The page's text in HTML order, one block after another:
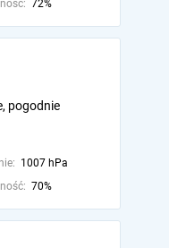
72%
pogodnie
1007 hPa
70%